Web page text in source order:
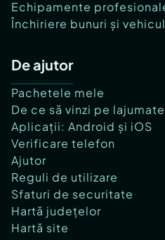
Echipamente
Închiriere bunuri și
De ajutor
Pachetele mele
De ce să vinzi pe
Aplicații: Android și iOS
Verificare telefon
Ajutor
Reguli de utilizare
Sfaturi de securitate
Hartă județelor
Hartă site